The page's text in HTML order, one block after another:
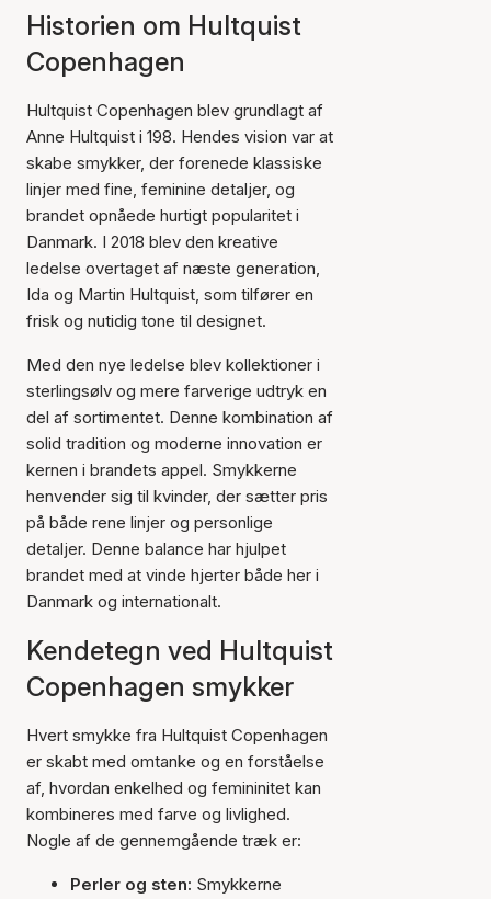
Historien om Hultquist
Copenhagen
Hultquist Copenhagen blev grundlagt af
Anne Hultquist i 198. Hendes vision var at
skabe smykker, der forenede klassiske
linjer med fine, feminine detaljer, og
brandet opnåede hurtigt popularitet i
Danmark. I 2018 blev den kreative
ledelse overtaget af næste generation,
Ida og Martin Hultquist, som tilfører en
frisk og nutidig tone til designet.
Med den nye ledelse blev kollektioner i
sterlingsølv og mere farverige udtryk en
del af sortimentet. Denne kombination af
solid tradition og moderne innovation er
kernen i brandets appel. Smykkerne
henvender sig til kvinder, der sætter pris
på både rene linjer og personlige
detaljer. Denne balance har hjulpet
brandet med at vinde hjerter både her i
Danmark og internationalt.
Kendetegn ved Hultquist
Copenhagen smykker
Hvert smykke fra Hultquist Copenhagen
er skabt med omtanke og en forståelse
af, hvordan enkelhed og femininitet kan
kombineres med farve og livlighed.
Nogle af de gennemgående træk er:
Perler og sten: Smykkerne